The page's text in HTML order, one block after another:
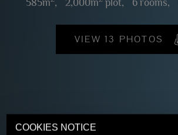
COOKIES NOTICE
VIEW 13 PHOTOS